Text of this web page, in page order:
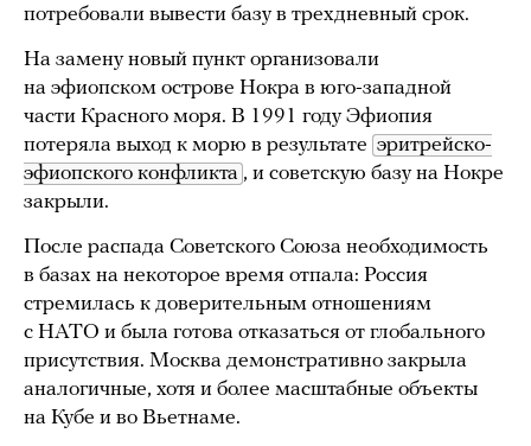
потребовали вывести базу в трехдневный срок.
На замену новый пункт организовали
на эфиопском острове Нокра в юго-западной
части Красного моря. В 1991 году Эфиопия
потеряла выход к морю в результате эритрейско-
эфиопского конфликта , и советскую базу на Нокре
закрыли.
После распада Советского Союза необходимость
в базах на некоторое время отпала: Россия
стремилась к доверительным отношениям
с НАТО и была готова отказаться от глобального
присутствия. Москва демонстративно закрыла
аналогичные, хотя и более масштабные объекты
на Кубе и во Вьетнаме.